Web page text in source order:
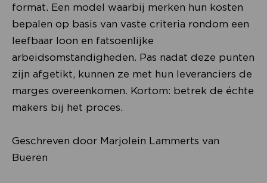
format. Een model waarbij merken hun kosten
bepalen op basis van vaste criteria rondom een
leefbaar loon en fatsoenlijke
arbeidsomstandigheden. Pas nadat deze punten
zijn afgetikt, kunnen ze met hun leveranciers de
marges overeenkomen. Kortom: betrek de échte
makers bij het proces.
Geschreven door Marjolein Lammerts van
Bueren